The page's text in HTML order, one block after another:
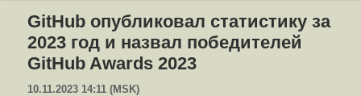
GitHub опубликовал статистику за
2023 год и назвал победителей
GitHub Awards 2023
10.11.2023 14:11 (MSK)